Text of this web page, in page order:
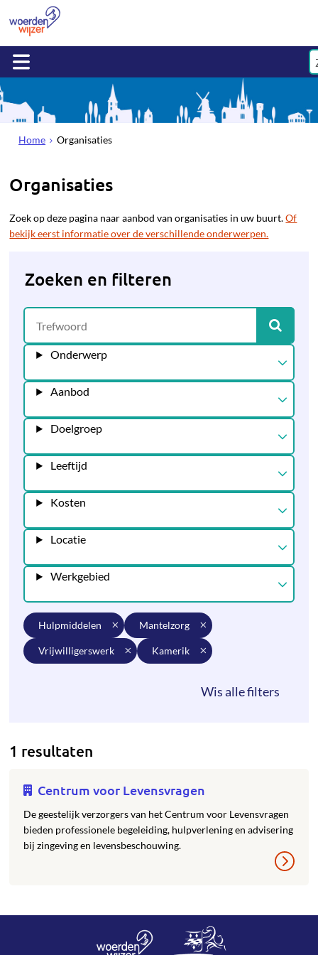
Home Organisaties
Organisaties
Zoek op deze pagina naar aanbod van organisaties in uw buurt.Of
bekijk eerst informatie over de verschillende onderwerpen.
Zoeken en filteren
Onderwerp
Aanbod
Doelgroep
Leeftijd
Kosten
Locatie
Werkgebied
hulpmiddelen mantelzorg
vrijwilligerswerk kamerik
1 resultaten
Centrum voor Levensvragen
De geestelijk verzorgers van het Centrum voor Levensvragen
bieden professionele begeleiding, hulpverlening en advisering
bij zingeving en levensbeschouwing.